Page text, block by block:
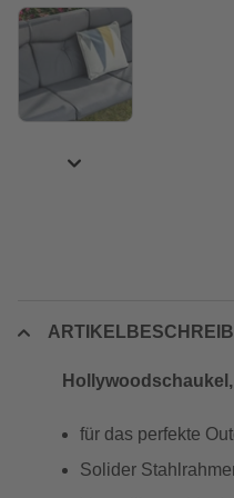
für das perfekte
Solider